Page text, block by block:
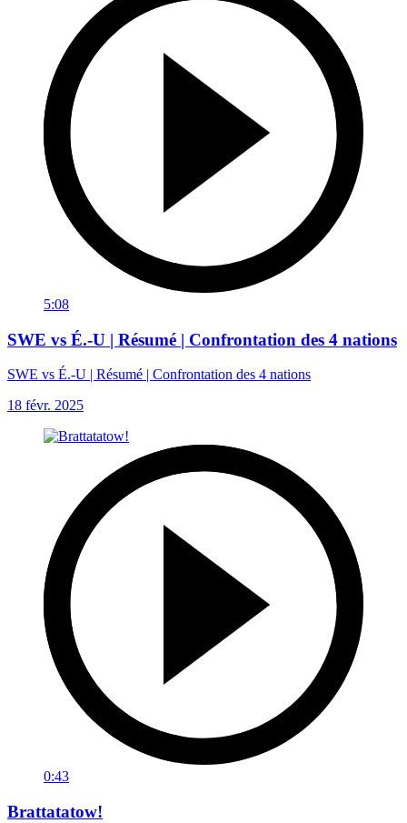
5:08
SWE vs É.-U | Résumé | Confrontation des 4 nations
SWE vs É.-U | Résumé | Confrontation des 4 nations
18 févr. 2025
0:43
Brattatatow!